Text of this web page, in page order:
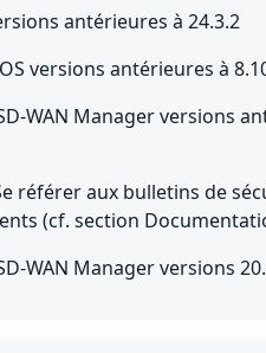
antérieures à 24.3.2
versions antérieures à
WAN Manager versions
référer aux bulletins de
(cf. section
WAN Manager versions